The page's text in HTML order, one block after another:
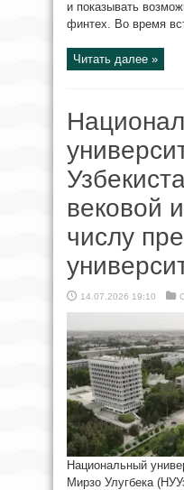
и показывать
финтех. Во время
Читать далее »
вековой
числу
14.07.2026 19:10
Национальный
Мирзо Улугбека